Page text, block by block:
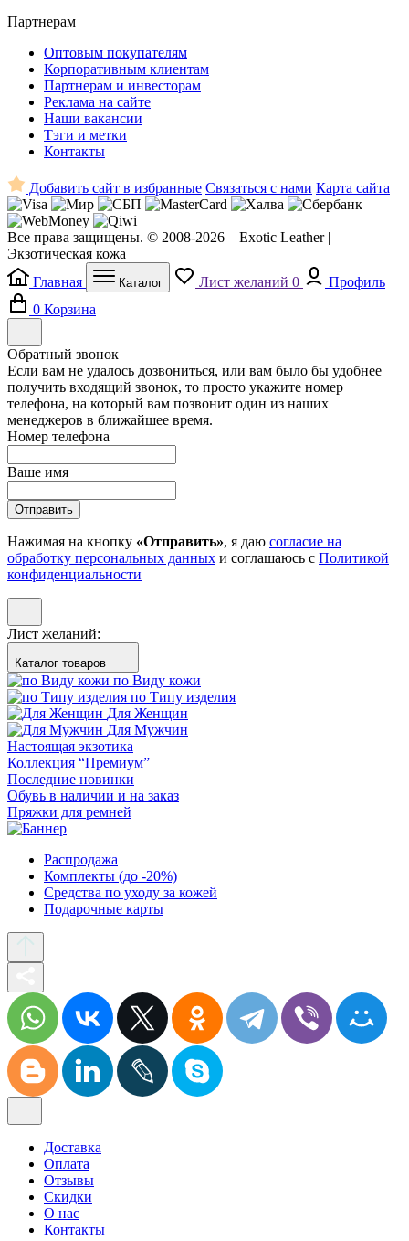
Партнерам
Оптовым покупателям
Корпоративным клиентам
Партнерам и инвесторам
Реклама на сайте
Наши вакансии
Тэги и метки
Контакты
Добавить сайт в избранные Связаться с нами Карта сайта
Все права защищены. © 2008-2026 – Exotic Leather |
Экзотическая кожа
Главная
Каталог Лист желаний 0
Профиль
0 Корзина
Обратный звонок
Если вам не удалось дозвониться, или вам было бы удобнее
получить входящий звонок, то просто укажите номер
телефона, на который вам позвонит один из наших
менеджеров в ближайшее время.
Номер телефона
Ваше имя
Отправить
Нажимая на кнопку «Отправить», я даю согласие на
обработку персональных данных и соглашаюсь с Политикой
конфиденциальности
Лист желаний:
Каталог товаров
по Виду кожи
по Типу изделия
Для Женщин
Для Мужчин
Настоящая экзотика
Коллекция “Премиум”
Последние новинки
Обувь в наличии и на заказ
Пряжки для ремней
Распродажа
Комплекты (до -20%)
Средства по уходу за кожей
Подарочные карты
Доставка
Оплата
Отзывы
Скидки
О нас
Контакты